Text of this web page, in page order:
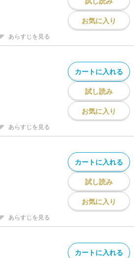
お気に入り
あらすじを見る
カートに入れる
試し読み
お気に入り
あらすじを見る
カートに入れる
試し読み
お気に入り
あらすじを見る
カートに入れる